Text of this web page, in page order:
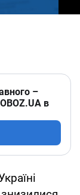
–
в